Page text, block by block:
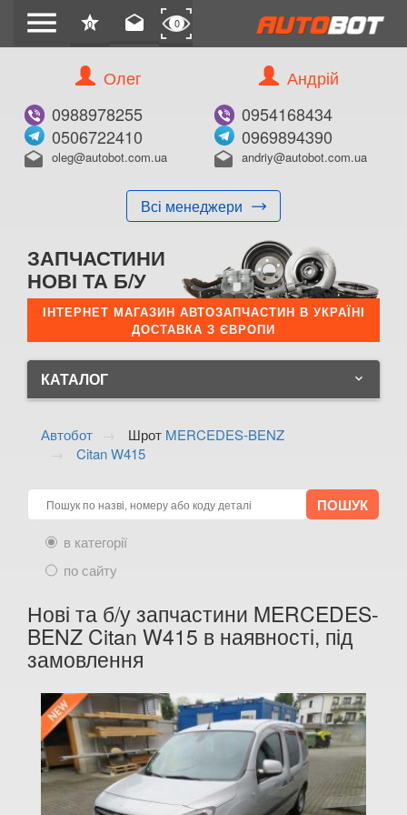
menu star
0 drafts 0
Олег
0988978255
0506722410
drafts oleg@autobot.com.ua
Всі менеджери
Андрій
0954168434
0969894390
drafts andriy@autobot.com.ua
ЗАПЧАСТИНИ
НОВІ ТА Б/У
ІНТЕРНЕТ МАГАЗИН АВТОЗАПЧАСТИН В УКРАЇНІ
ДОСТАВКА З ЄВРОПИ
КАТАЛОГ keyboard_arrow_down
AUDI
BMW keyboard_arrow_down
CITROEN
FIAT
FORD keyboard_arrow_down
HONDA keyboard_arrow_down
JAGUAR keyboard_arrow_down
JEEP keyboard_arrow_down
KIA keyboard_arrow_down
Автобот Шрот MERCEDES-BENZ
Citan W415
в категорії
по сайту
Нові та б/у запчастини MERCEDES-
BENZ Citan W415 в наявності, під
замовлення